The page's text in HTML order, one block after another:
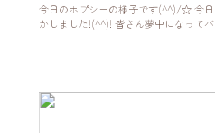
今日のホプシーの様子です(^^)/☆ 今
かしました!(^^)! 皆さん夢中になって
様から頂いた ジャムなどを好きなだ
おかわりをしない入居者様も今日は